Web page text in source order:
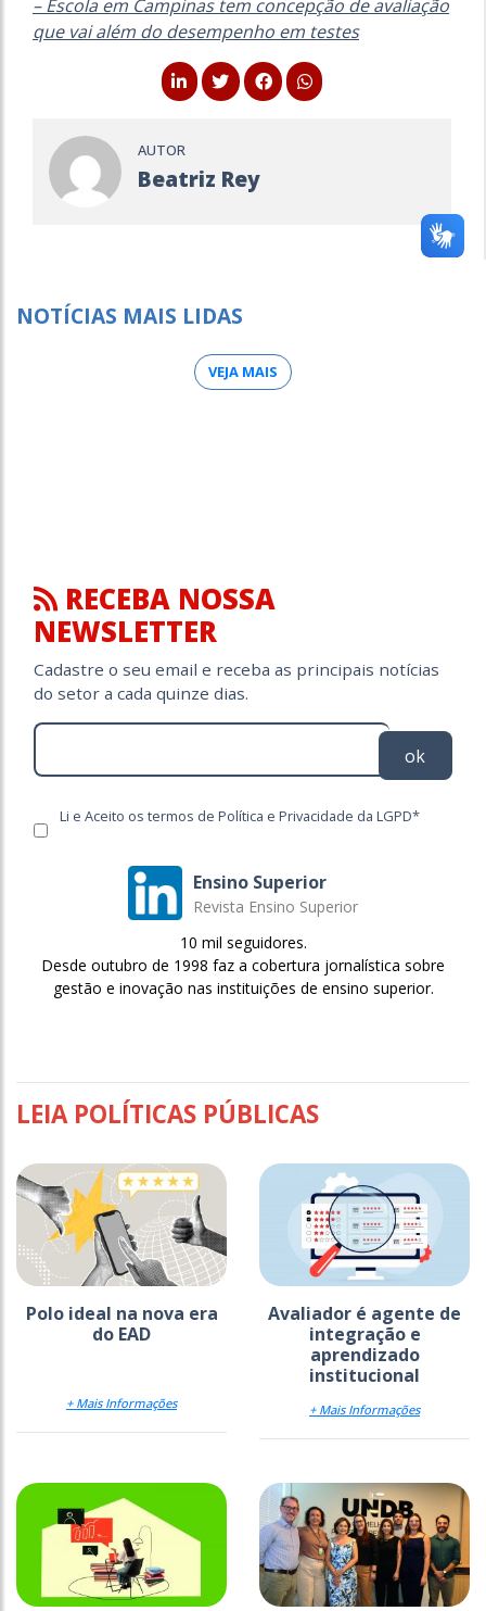
– Escola em Campinas tem concepção de avaliação
que vai além do desempenho em testes
AUTOR
Beatriz Rey
NOTÍCIAS MAIS LIDAS
VEJA MAIS
RECEBA NOSSA
NEWSLETTER
Cadastre o seu email e receba as principais notícias
do setor a cada quinze dias.
ok
Li e Aceito os termos de Política e Privacidade da LGPD*
Ensino Superior
Revista Ensino Superior
10 mil seguidores.
Desde outubro de 1998 faz a cobertura jornalística sobre
gestão e inovação nas instituições de ensino superior.
LEIA POLÍTICAS PÚBLICAS
Polo ideal na nova era
do EAD
+ Mais Informações
Avaliador é agente de
integração e
aprendizado
institucional
+ Mais Informações